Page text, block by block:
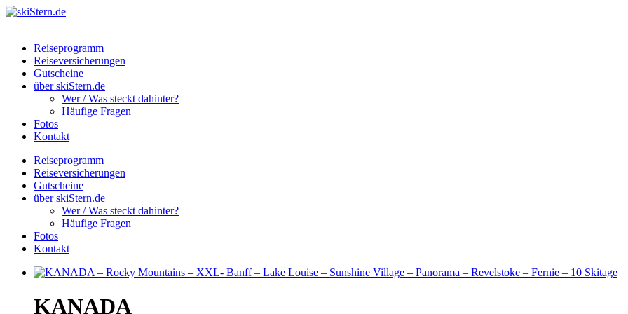
Reiseprogramm
Reiseversicherungen
Gutscheine
über skiStern.de
Wer / Was steckt dahinter?
Häufige Fragen
Fotos
Kontakt
Reiseprogramm
Reiseversicherungen
Gutscheine
über skiStern.de
Wer / Was steckt dahinter?
Häufige Fragen
Fotos
Kontakt
KANADA